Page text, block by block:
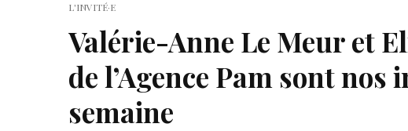
L'INVITÉ·E
Valérie-Anne Le Meur et
de l’Agence Pam sont nos
semaine